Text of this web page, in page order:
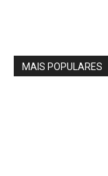
MAIS POPULARES